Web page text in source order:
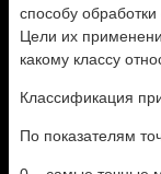
способу
Цели их
какому классу
Классификация
По показателям